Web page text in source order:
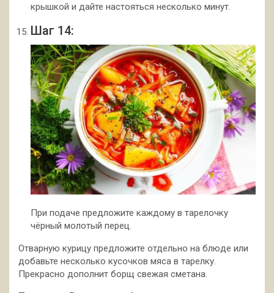
крышкой и дайте настояться несколько минут.
Шаг 14:
При подаче предложите каждому в тарелочку
чёрный молотый перец.
Отварную курицу предложите отдельно на блюде или
добавьте несколько кусочков мяса в тарелку.
Прекрасно дополнит борщ свежая сметана.